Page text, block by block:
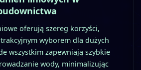
oferują szereg korzyści,
wyborem dla dużych
wszystkim zapewniają szybkie
wody, minimalizując